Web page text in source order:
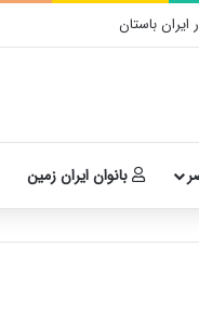
ایران باستان
بانوان ایران زمین